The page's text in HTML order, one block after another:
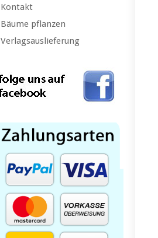
Kontakt
Bäume pflanzen
Verlagsauslieferung